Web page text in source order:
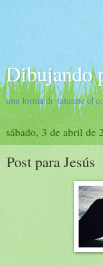
Dibujando
una forma de tatuarte el
sábado, 3 de abril de
Post para Jesús